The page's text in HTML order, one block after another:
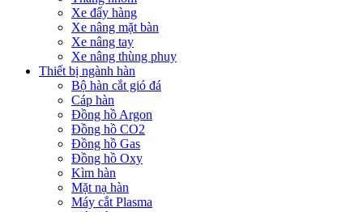
Xe đẩy hàng
Xe nâng mặt bàn
Xe nâng tay
Xe nâng thùng phuy
Thiết bị ngành hàn
Bộ hàn cắt gió đá
Cáp hàn
Đồng hồ Argon
Đồng hồ CO2
Đồng hồ Gas
Đồng hồ Oxy
Kìm hàn
Mặt nạ hàn
Máy cắt Plasma